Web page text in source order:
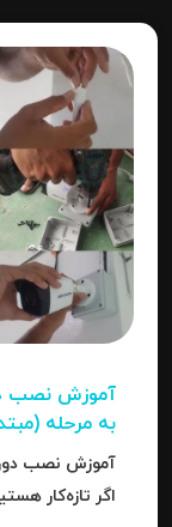
آموزش نصب
به‌ مرحله
آموزش نصب
اگر تازه‌کار